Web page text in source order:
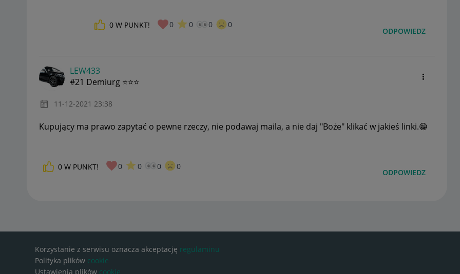
0 W PUNKT! 0 0 0 0
ODPOWIEDZ
LEW433
#21 Demiurg ⭐⭐⭐
‎11-12-2021 23:38
Kupujący ma prawo zapytać o pewne rzeczy, nie podawaj maila, a nie daj "Boże" klikać w jakieś linki.😁
0 W PUNKT! 0 0 0 0
ODPOWIEDZ
Korzystanie z serwisu oznacza akceptację regulaminu
Polityka plików cookie
Ustawienia plików cookie